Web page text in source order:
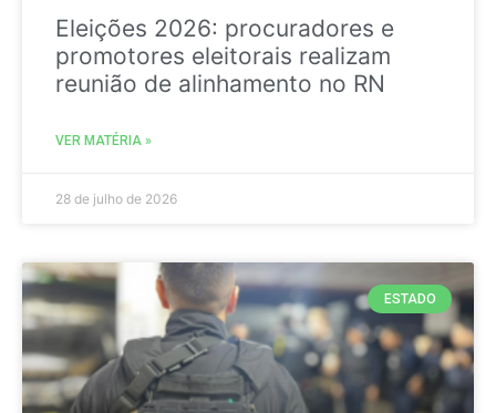
Eleições 2026: procuradores e
promotores eleitorais realizam
reunião de alinhamento no RN
VER MATÉRIA »
28 de julho de 2026
ESTADO